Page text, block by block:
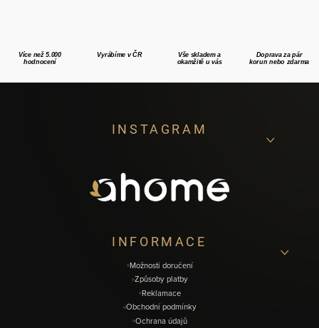
Více než 5.000
hodnocení
Vyrábíme v ČR
Vše skladem a
okamžitě u vás
Doprava za pár
korun nebo zdarma
INSTAGRAM
INFORMACE
Možnosti doručení
Způsoby platby
Reklamace
Obchodní podmínky
Ochrana údajů